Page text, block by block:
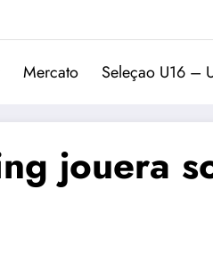
Mercato Seleçao U16 –
jouera